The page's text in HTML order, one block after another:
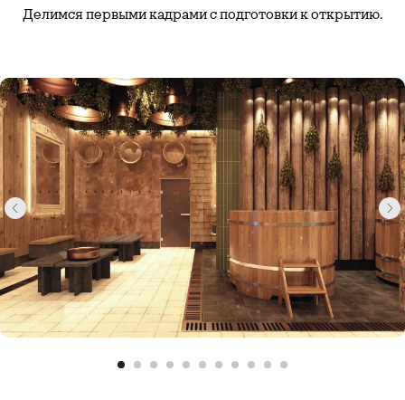
Делимся первыми кадрами с подготовки к открытию.